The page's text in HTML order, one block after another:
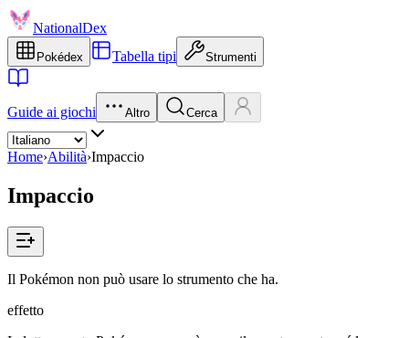
NationalDex
Pokédex Tabella tipi Strumenti
Guide ai giochi Altro Cerca
Home›Abilità›Impaccio
Impaccio
Il Pokémon non può usare lo strumento che ha.
effetto